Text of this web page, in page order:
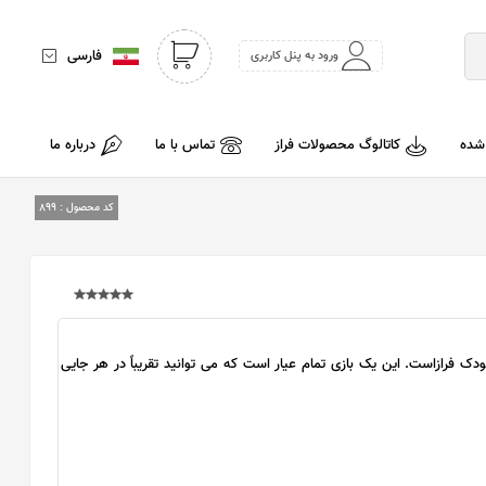
فارسی ورود به پنل کاربری
شده کاتالوگ محصولات فراز تماس با ما درباره ما
کد محصول : 899